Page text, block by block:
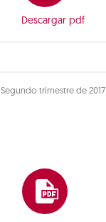
Descargar pdf
Segundo trimestre de 2017